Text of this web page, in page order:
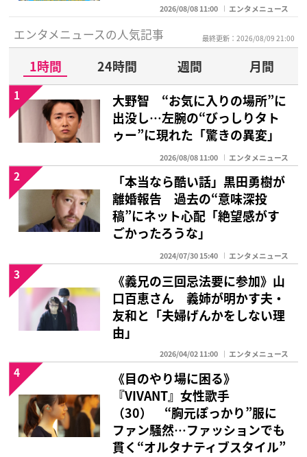
2026/08/08 11:00 エンタメニュース
エンタメニュースの人気記事 最終更新：2026/08/09 21:00
1時間 24時間 週間
月間
大野智 “お気に入りの場所”に
出没し…左腕の“びっしりタト
ゥー”に現れた「驚きの異変」
2026/08/08 11:00 エンタメニュース
1
「本当なら酷い話」黒田勇樹が
離婚報告 過去の“意味深投
稿”にネット心配「絶望感がす
ごかったろうな」
2024/07/30 15:40 エンタメニュース
2
《義兄の三回忌法要に参加》山
口百恵さん 義姉が明かす夫・
友和と「夫婦げんかをしない理
由」
2026/04/02 11:00 エンタメニュース
3
《目のやり場に困る》
『VIVANT』女性歌手
（30） “胸元ぽっかり”服に
ファン騒然…ファッションでも
貫く“オルタナティブスタイル”
4